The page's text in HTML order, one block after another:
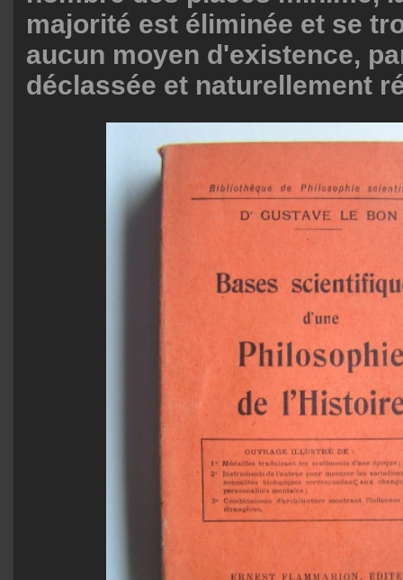
majorité est éliminée et se
aucun moyen d'existence,
déclassée et naturellement